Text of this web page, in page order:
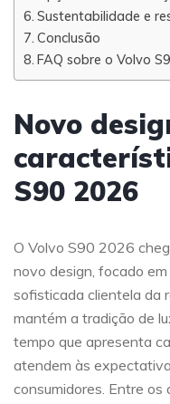
Sustentabilidade e
Conclusão
FAQ sobre o Volvo
Novo
S90 2026
O Volvo S90 2026
novo design, focado
sofisticada clientela da
mantém a tradição de
tempo que apresenta
atendem às
consumidores. Entre